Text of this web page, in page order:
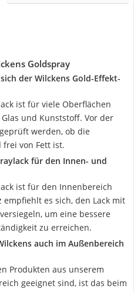
Goldspray
der Wilckens Gold-Effekt-
ist für viele Oberflächen
und Kunststoff. Vor der
werden, ob die
frei von Fett ist.
für den Innen- und
ist für den Innenbereich
es sich, den Lack mit
um eine bessere
zu erreichen.
auch im Außenbereich
Produkten aus unserem
geeignet sind, ist das beim